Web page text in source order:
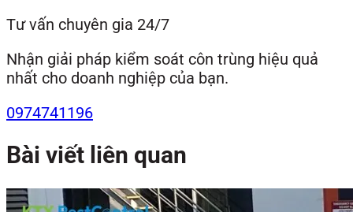
Tư vấn chuyên gia 24/7
Nhận giải pháp kiểm soát côn trùng hiệu quả
nhất cho doanh nghiệp của bạn.
0974741196
Bài viết liên quan